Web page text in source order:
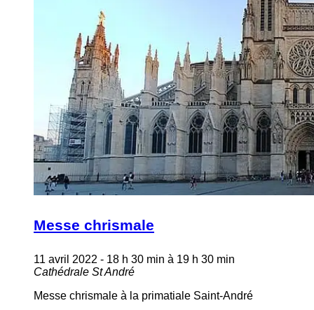
Messe chrismale
11 avril 2022 - 18 h 30 min à 19 h 30 min
Cathédrale St André
Messe chrismale à la primatiale Saint-André